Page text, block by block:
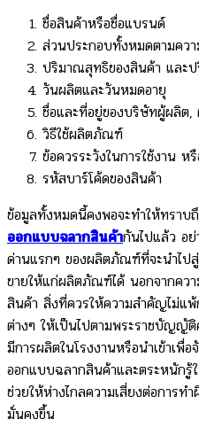
ชื่อสินค้าหรือชื่อแบรนด์
ส่วนประกอบทั้งหมดตามควา
ปริมาณสุทธิของสินค้า และ
วันผลิตและวันหมดอายุ
ชื่อและที่อยู่ของบริษัทผู้ผลิต,
วิธีใช้ผลิตภัณฑ์
ข้อควรระวังในการใช้งาน ห
รหัสบาร์โค้ดของสินค้า
ข้อมูลทั้งหมดนี้คงพอจะทำให้ทราบ
ออกแบบฉลากสินค้ากันไปแล้ว อย่
ด่านแรกๆ ของผลิตภัณฑ์ที่จะนำไป
ขายให้แก่ผลิตภัณฑ์ได้ นอกจากคว
สินค้า สิ่งที่ควรให้ความสำคัญไม่แพ้
ต่างๆ ให้เป็นไปตามพระราชบัญญั
มีการผลิตในโรงงานหรือนำเข้าเพื่
ออกแบบฉลากสินค้าและตระหนักรู้
ช่วยให้ห่างไกลความเสี่ยงต่อการ
มั่นคงขึ้น